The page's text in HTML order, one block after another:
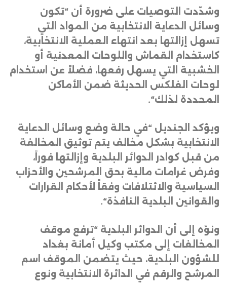
وشدّدت التوصيات على ضرورة أن “تكون
وسائل الدعاية الانتخابية من المواد التي
تسهل إزالتها بعد انتهاء العملية الانتخابية،
كاستخدام القماش واللوحات المعدنية أو
الخشبية التي يسهل رفعها، فضلاً عن استخدام
لوحات الفلكس الحديثة ضمن الأماكن
المحددة لذلك“.
ويؤكد الجنديل “في حالة وضع وسائل الدعاية
الانتخابية بشكل مخالف يتم توثيق المخالفة
من قبل كوادر الدوائر البلدية وإزالتها فوراً،
وفرض غرامات مالية بحق المرشحين والأحزاب
السياسية والائتلافات وفقاً لأحكام القرارات
والقوانين البلدية النافذة“.
ونوّه إلى أن الدوائر البلدية “ترفع موقف
المخالفات إلى مكتب وكيل أمانة بغداد
للشؤون البلدية، حيث يتضمن الموقف اسم
المرشح والرقم في الدائرة الانتخابية ونوع